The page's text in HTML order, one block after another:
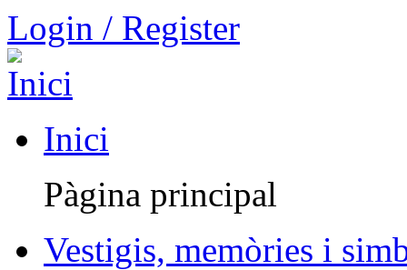
Login / Register
Inici
Pàgina principal
Vestigis, memòries i